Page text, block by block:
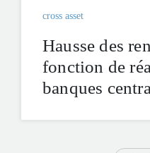
cross asset
Hausse des
fonction de
banques